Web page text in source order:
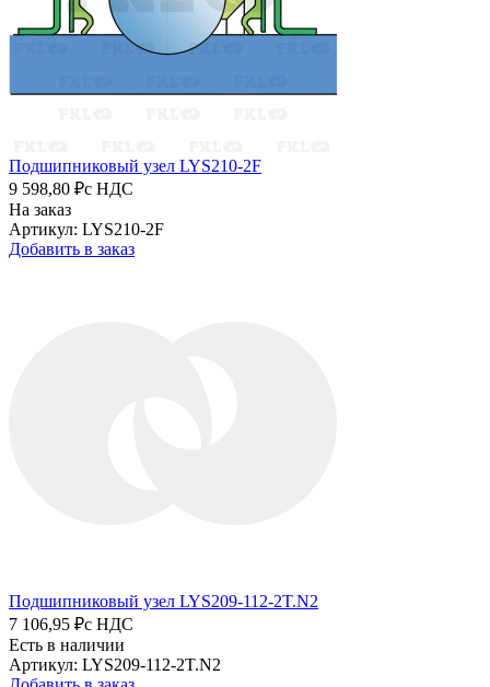
Подшипниковый узел LYS210-2F
9 598,80 ₽с НДС
На заказ
Артикул: LYS210-2F
Добавить в заказ
Подшипниковый узел LYS209-112-2T.N2
7 106,95 ₽с НДС
Есть в наличии
Артикул: LYS209-112-2T.N2